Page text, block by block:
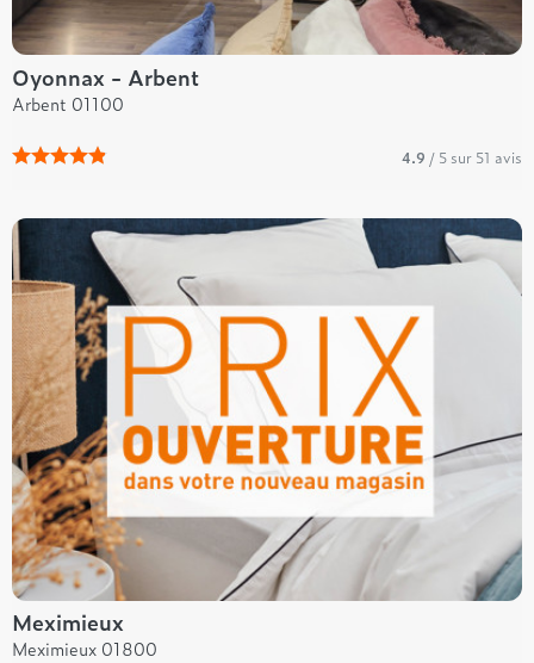
Oyonnax - Arbent
Arbent 01100
4.9 / 5 sur 51 avis
Meximieux
Meximieux 01800